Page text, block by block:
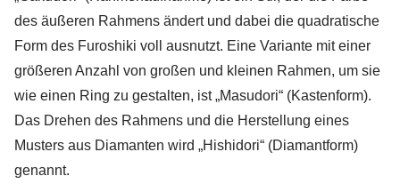
des äußeren Rahmens ändert und dabei die quadratische
Form des Furoshiki voll ausnutzt. Eine Variante mit einer
größeren Anzahl von großen und kleinen Rahmen, um sie
wie einen Ring zu gestalten, ist „Masudori“ (Kastenform).
Das Drehen des Rahmens und die Herstellung eines
Musters aus Diamanten wird „Hishidori“ (Diamantform)
genannt.